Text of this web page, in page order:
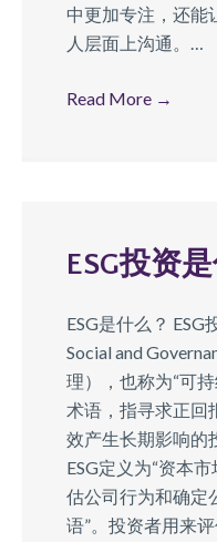
中更加专注，还能
人层面上沟通。…
Read More →
ESG投资
ESG是什么？ ESG
Social and
理），也称为“可
术语，指寻求正回
效产生长期影响的
ESG定义为“资本
估公司行为和确定
语”。投资者用来